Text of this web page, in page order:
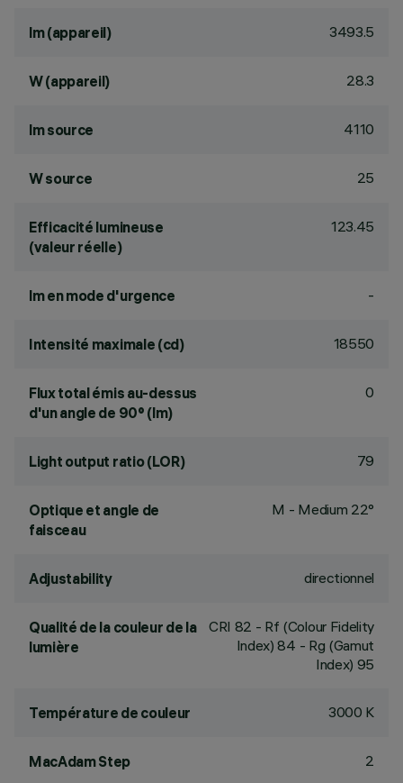
lm (appareil) 3493.5
W (appareil) 28.3
lm source 4110
W source 25
Efficacité lumineuse
(valeur réelle)
123.45
lm en mode d'urgence -
Intensité maximale (cd) 18550
Flux total émis au-dessus
d'un angle de 90° (lm)
0
Light output ratio (LOR) 79
Optique et angle de
faisceau
M - Medium 22°
Adjustability directionnel
Qualité de la couleur de la
lumière
CRI 82 - Rf (Colour Fidelity
Index) 84 - Rg (Gamut
Index) 95
Température de couleur 3000 K
MacAdam Step 2